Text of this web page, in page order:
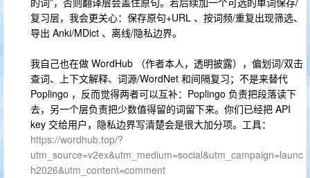
复习层，我会更关心：保存原句+URL 、按词频/重复出现筛选、
导出 Anki/MDict 、离线/隐私边界。
我自己也在做 WordHub （作者本人，透明披露），偏划词/双击
查词、上下文解释、词源/WordNet 和间隔复习；不是来替代
Poplingo ，反而觉得两者可以互补：Poplingo 负责把段落读下
去，另一个层负责把少数值得留的词留下来。你们已经把 API
key 交给用户，隐私边界写清楚会是很大加分项。工具：
https://wordhub.top/?
utm_source=v2ex&utm_medium=social&utm_campaign=launc
h2026&utm_content=comment